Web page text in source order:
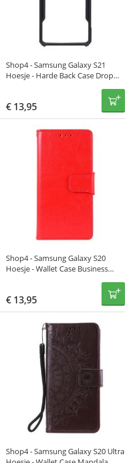
Shop4 - Samsung Galaxy S21
Hoesje - Harde Back Case Drop
€ 13,95
Shop4 - Samsung Galaxy S20
Hoesje - Wallet Case Business
€ 13,95
Shop4 - Samsung Galaxy S20 Ultra